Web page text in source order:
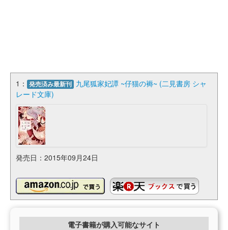
1： 発売済み最新刊 九尾狐家妃譚 ~仔猫の褥~ (二見書房 シャ
レード文庫)
発売日：2015年09月24日
電子書籍が購入可能なサイト